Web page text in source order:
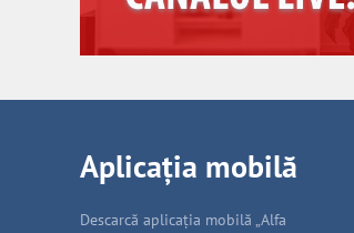
Aplicația mobilă
Descarcă aplicația mobilă „Alfa